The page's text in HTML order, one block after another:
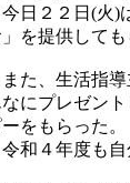
日２２日(火)
を提供して
た、生活指導
なにプレゼン
ーをもらった
和４年度も自